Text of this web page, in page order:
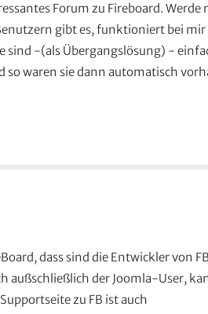
Forum zu Fireboard. Werde
gibt es, funktioniert bei
sind -(als Übergangslösung) -
so waren sie dann automatisch
dass sind die Entwickler von
außschließlich der Joomla-User,
zu FB ist auch